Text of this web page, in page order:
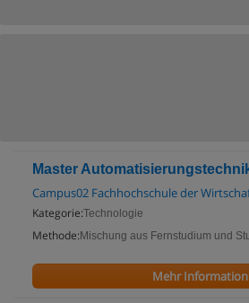
Master
Campus02 Fachhochschule der
Kategorie:Technologie
Methode: Mischung aus Fernstudium und
Mehr Information